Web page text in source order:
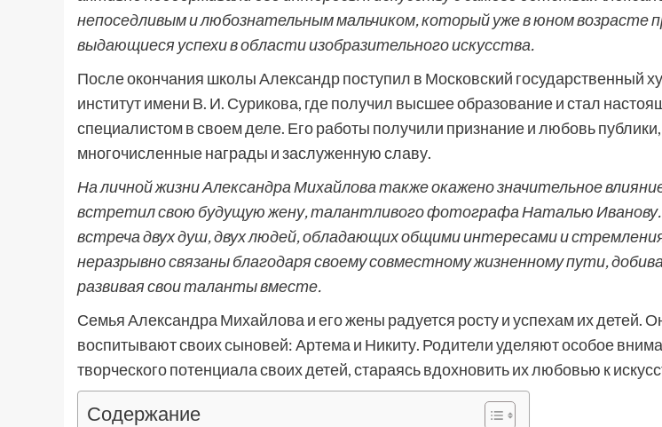
непоседливым и любознательным мальчиком, который уже в юном возрасте
выдающиеся успехи в области изобразительного искусства.
После окончания школы Александр поступил в Московский государственный
институт имени В. И. Сурикова, где получил высшее образование и стал
специалистом в своем деле. Его работы получили признание и любовь
многочисленные награды и заслуженную славу.
На личной жизни Александра Михайлова также окажено значительное
встретил свою будущую жену, талантливого фотографа Наталью
встреча двух душ, двух людей, обладающих общими интересами и
неразрывно связаны благодаря своему совместному жизненному пути,
развивая свои таланты вместе.
Семья Александра Михайлова и его жены радуется росту и успехам их детей.
воспитывают своих сыновей: Артема и Никиту. Родители уделяют особое
творческого потенциала своих детей, стараясь вдохновить их любовью к
Содержание